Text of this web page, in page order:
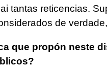
tantas reticencias.
de
que propón neste